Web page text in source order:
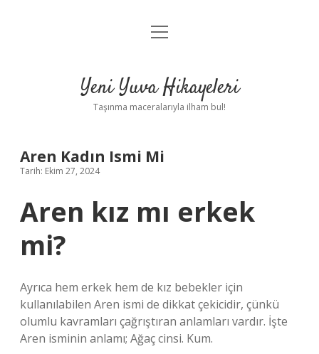
Anasayfa
Yasal Uyarı
menüyü
Yeni Yuva Hikayeleri
Taşınma maceralarıyla ilham bul!
Aren Kadın Ismi Mi
Tarih: Ekim 27, 2024
Aren kız mı erkek
mi?
Ayrıca hem erkek hem de kız bebekler için
kullanılabilen Aren ismi de dikkat çekicidir, çünkü
olumlu kavramları çağrıştıran anlamları vardır. İşte
Aren isminin anlamı; Ağaç cinsi. Kum.